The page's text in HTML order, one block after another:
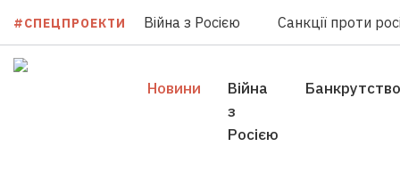
#СПЕЦПРОЕКТИ Війна з Росією Санкції проти
Новини
Війна
з
Росією
Банкрутство